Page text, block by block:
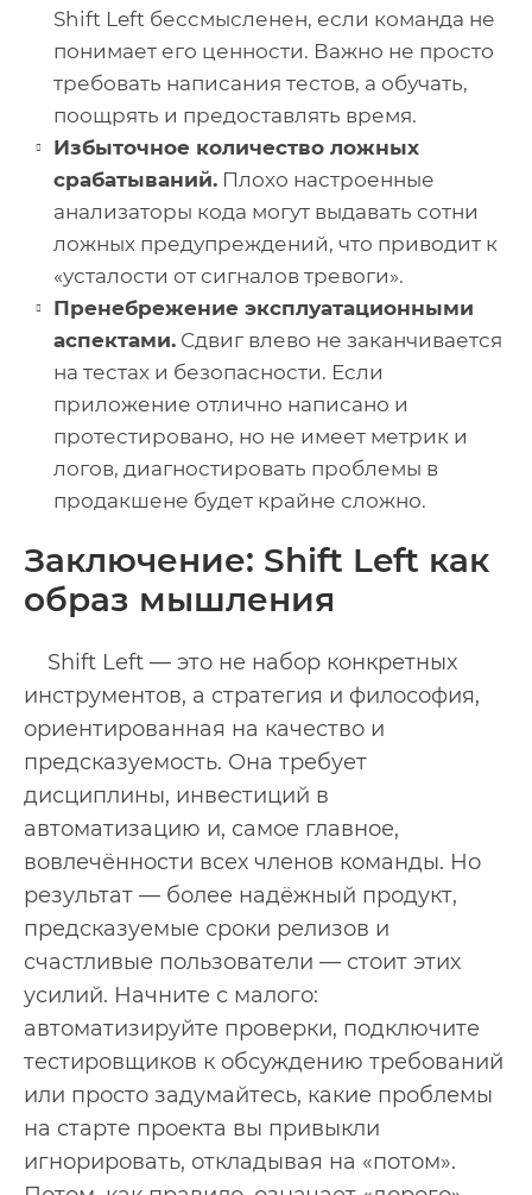
Shift Left бессмысленен, если команда не
понимает его ценности. Важно не просто
требовать написания тестов, а обучать,
поощрять и предоставлять время.
Избыточное количество ложных
срабатываний. Плохо настроенные
анализаторы кода могут выдавать сотни
ложных предупреждений, что приводит к
«усталости от сигналов тревоги».
Пренебрежение эксплуатационными
аспектами. Сдвиг влево не заканчивается
на тестах и безопасности. Если
приложение отлично написано и
протестировано, но не имеет метрик и
логов, диагностировать проблемы в
продакшене будет крайне сложно.
Заключение: Shift Left как
образ мышления
Shift Left — это не набор конкретных
инструментов, а стратегия и философия,
ориентированная на качество и
предсказуемость. Она требует
дисциплины, инвестиций в
автоматизацию и, самое главное,
вовлечённости всех членов команды. Но
результат — более надёжный продукт,
предсказуемые сроки релизов и
счастливые пользователи — стоит этих
усилий. Начните с малого:
автоматизируйте проверки, подключите
тестировщиков к обсуждению требований
или просто задумайтесь, какие проблемы
на старте проекта вы привыкли
игнорировать, откладывая на «потом».